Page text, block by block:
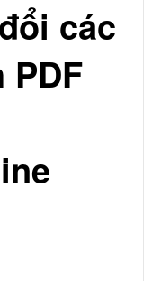
các
PDF